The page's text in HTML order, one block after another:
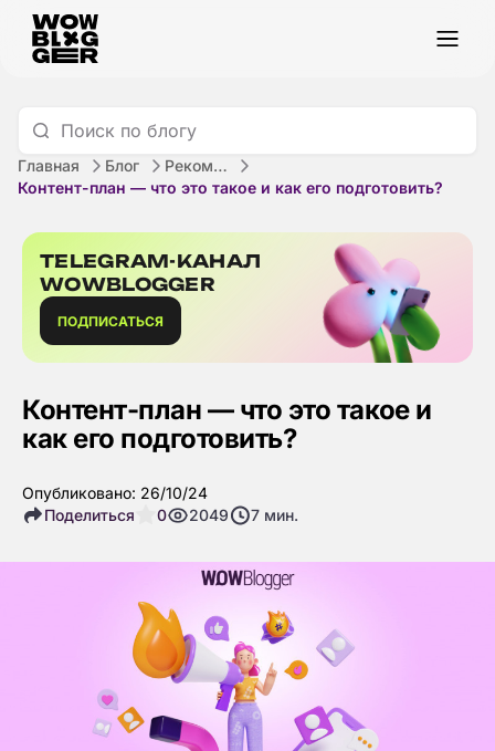
Главная Блог
Рекомендации
Контент-план — что это такое и как его подготовить?
TELEGRAM-КАНАЛ
WOWBLOGGER
ПОДПИСАТЬСЯ
Контент-план — что это такое и
как его подготовить?
Опубликовано: 26/10/24
Поделиться
0 2049 7 мин.